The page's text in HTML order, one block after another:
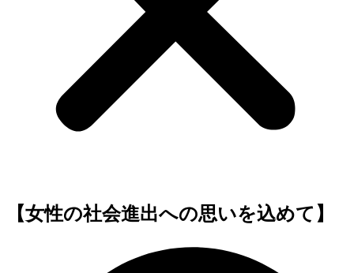
【女性の社会進出への思いを込めて】